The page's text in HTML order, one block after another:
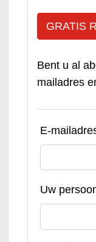
GRATIS
Bent u al
mailadres
E-
Uw